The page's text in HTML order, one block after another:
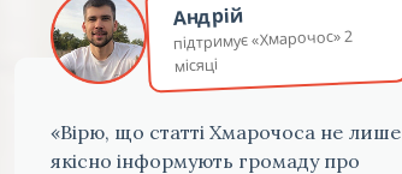
Андрій
підтримує «Хмарочос» 2
місяці
«Вірю, що статті Хмарочоса не лише
якісно інформують громаду про